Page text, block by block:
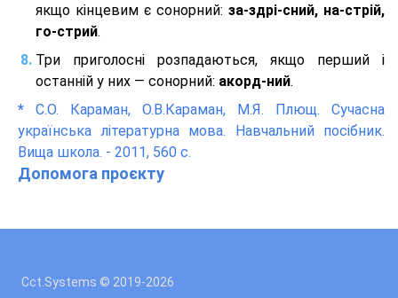
якщо кінцевим є сонорний: за-здрі-сний, на-стрій,
го-стрий.
Три приголосні розпадаються, якщо перший і
останній у них — сонорний: акорд-ний.
* С.О. Караман, О.В.Караман, М.Я. Плющ. Сучасна
українська літературна мова. Навчальний посібник.
Вища школа. - 2011, 560 с.
Допомога проєкту
Cct.Systems © 2019-2026